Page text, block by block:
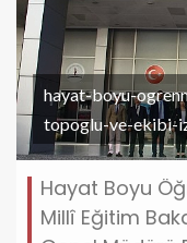
hayat-boyu-
topoglu-ve-ekibi-
Hayat Boyu
Millî Eğitim